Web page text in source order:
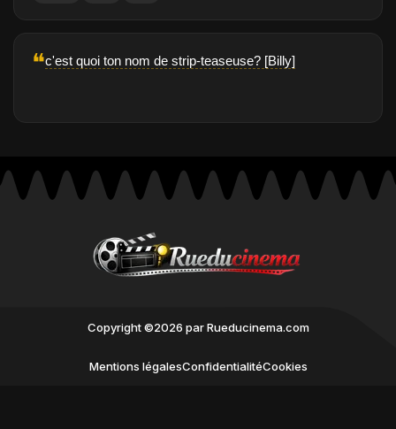
❝c'est quoi ton nom de strip-teaseuse? [Billy]
Copyright ©2026 par Rueducinema.com
Mentions légalesConfidentialitéCookies